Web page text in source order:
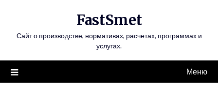
FastSmet
Сайт о производстве, нормативах, расчетах, программах и
услугах.
Меню